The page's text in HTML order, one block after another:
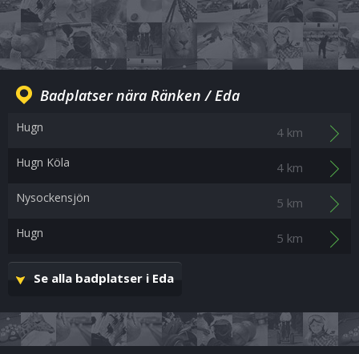
Badplatser nära Ränken / Eda
Hugn 4 km
Hugn Köla 4 km
Nysockensjön 5 km
Hugn 5 km
Se alla badplatser i Eda